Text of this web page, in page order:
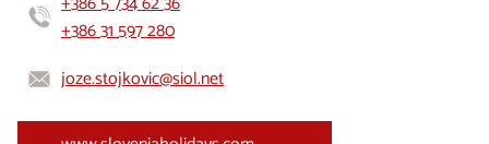
+386 31 597 280
joze.stojkovic@siol.net